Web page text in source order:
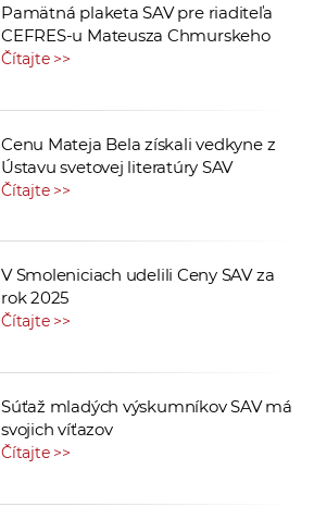
Pamätná plaketa SAV pre riaditeľa
CEFRES-u Mateusza Chmurskeho
Čítajte >>
Cenu Mateja Bela získali vedkyne z
Ústavu svetovej literatúry SAV
Čítajte >>
V Smoleniciach udelili Ceny SAV za
rok 2025
Čítajte >>
Súťaž mladých výskumníkov SAV má
svojich víťazov
Čítajte >>